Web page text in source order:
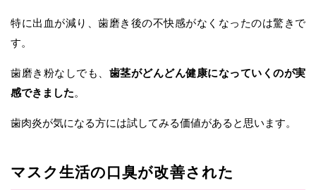
特に出血が減り、歯磨き後の不快感がなくなったのは驚きで
す。
歯磨き粉なしでも、 歯茎がどんどん健康になっていくのが実
感できました。
歯肉炎が気になる方には試してみる価値があると思います。
マスク生活の口臭が改善された